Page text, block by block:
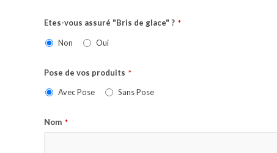
Etes-vous assuré "Bris de glace" ? *
Non Oui
Pose de vos produits *
Avec Pose Sans Pose
Nom *